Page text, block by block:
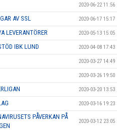
2020-06-22 11:56
AV SSL 2020-06-17 15:17
LEVERANTÖRER 2020-05-13 15:05
IBK LUND 2020-04-08 17:43
2020-03-27 14:49
2020-03-26 19:50
2020-03-20 13:53
2020-03-16 19:23
PÅVERKAN PÅ
2020-03-12 23:05